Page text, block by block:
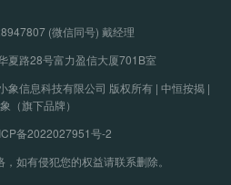
(微信同号) 戴经理
夏路28号富力盈信大厦701B室
信息科技有限公司 版权所有 | 中恒按揭 |
（旗下品牌）
备2022027951号-2
如有侵犯您的权益请联系删除。